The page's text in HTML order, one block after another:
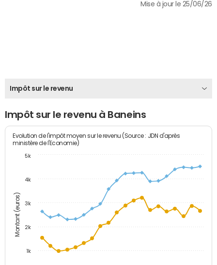
Mise à jour le 25/06/26
Impôt sur le revenu
Impôt sur le revenu à Baneins
Montant (euros)
Evolution de l'impôt moyen sur le revenu (Source : JDN d'après
ministère de l'Economie)
1k
2k
3k
4k
5k